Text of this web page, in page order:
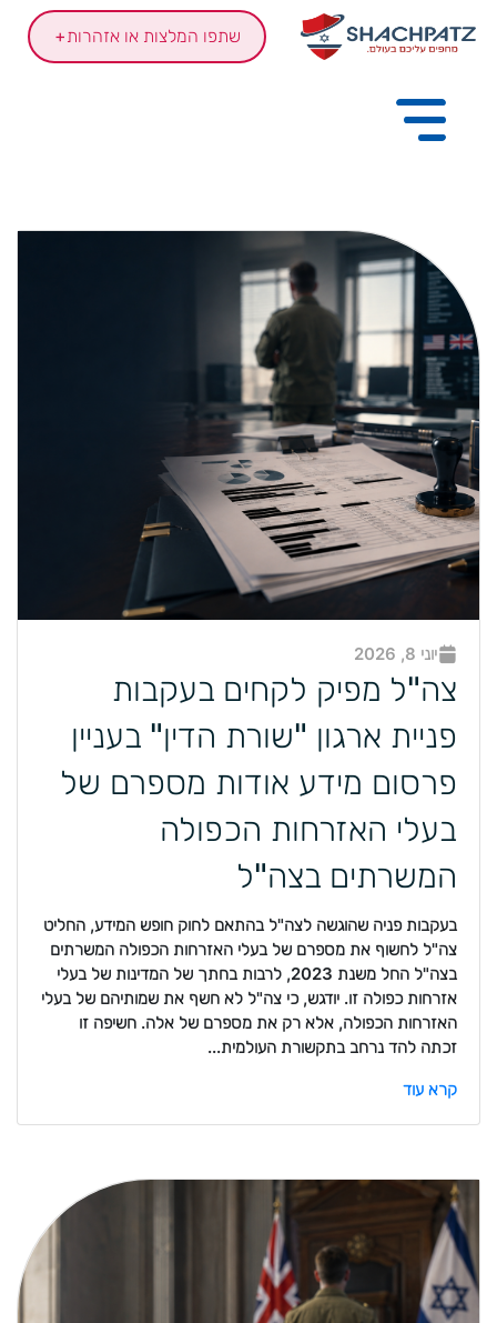
שתפו המלצות או אזהרות+
יוני 8, 2026
צה"ל מפיק לקחים בעקבות
פניית ארגון "שורת הדין" בעניין
פרסום מידע אודות מספרם של
בעלי האזרחות הכפולה
המשרתים בצה"ל
בעקבות פניה שהוגשה לצה"ל בהתאם לחוק חופש המידע, החליט
צה"ל לחשוף את מספרם של בעלי האזרחות הכפולה המשרתים
בצה"ל החל משנת 2023, לרבות בחתך של המדינות של בעלי
אזרחות כפולה זו. יודגש, כי צה"ל לא חשף את שמותיהם של בעלי
האזרחות הכפולה, אלא רק את מספרם של אלה. חשיפה זו
זכתה להד נרחב בתקשורת העולמית...
קרא עוד